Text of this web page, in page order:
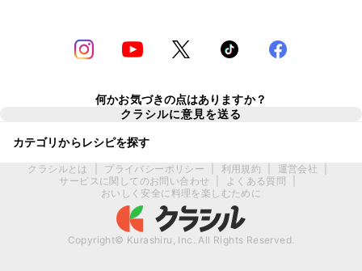
何かお気づきの点はありますか？
クラシルに意見を送る
カテゴリからレシピを探す
クラシルとは プライバシーポリシー 利用規約 運営会社
サービスに関してのお問い合わせ
よくある質問
おいしく安全に料理を楽しむために
Copyright© Kurashiru, Inc. All Rights Reserved.